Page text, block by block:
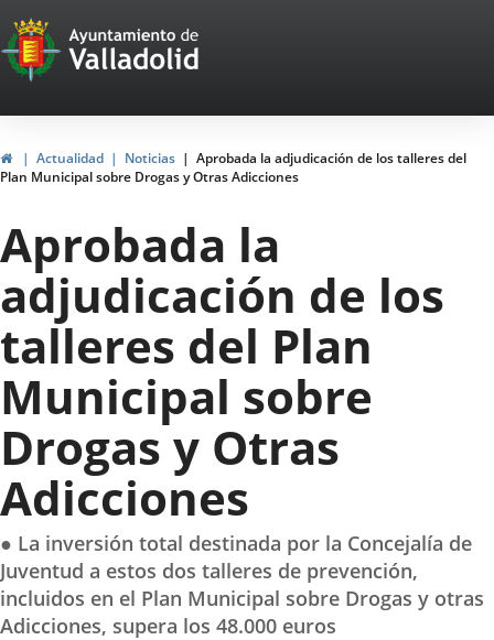
Portal
Web
del
Ayuntamiento
de
Valladolid
HomeActualidad Noticias
Aprobada la adjudicación de los talleres del
Plan Municipal sobre Drogas y Otras Adicciones
Aprobada la
adjudicación de los
talleres del Plan
Municipal sobre
Drogas y Otras
Adicciones
● La inversión total destinada por la Concejalía de
Juventud a estos dos talleres de prevención,
incluidos en el Plan Municipal sobre Drogas y otras
Adicciones, supera los 48.000 euros